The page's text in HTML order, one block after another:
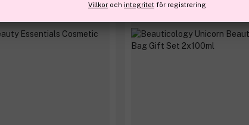
Få 14 kr bonus
Villkor och integritet för registrering